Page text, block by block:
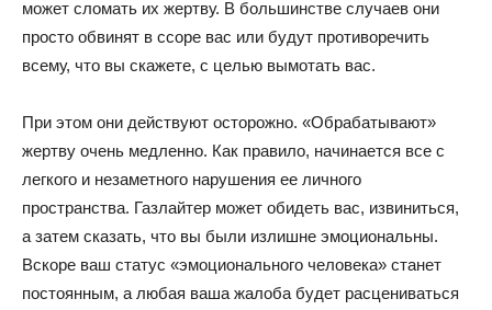
может сломать их жертву. В большинстве случаев они
просто обвинят в ссоре вас или будут противоречить
всему, что вы скажете, с целью вымотать вас.
При этом они действуют осторожно. «Обрабатывают»
жертву очень медленно. Как правило, начинается все с
легкого и незаметного нарушения ее личного
пространства. Газлайтер может обидеть вас, извиниться,
а затем сказать, что вы были излишне эмоциональны.
Вскоре ваш статус «эмоционального человека» станет
постоянным, а любая ваша жалоба будет расцениваться